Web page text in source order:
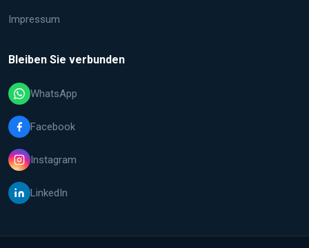
Impressum
Bleiben Sie verbunden
WhatsApp
Facebook
Instagram
LinkedIn